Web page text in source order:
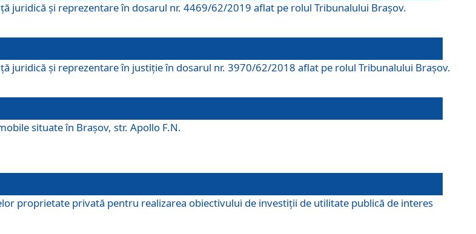
juridică şi reprezentare în dosarul nr. 4469/62/2019 aflat pe rolul Tribunalului Braşov.
juridică şi reprezentare în justiţie în dosarul nr. 3970/62/2018 aflat pe rolul Tribunalului Braşov.
situate în Brașov, str. Apollo F.N.
proprietate privată pentru realizarea obiectivului de investiții de utilitate publică de interes